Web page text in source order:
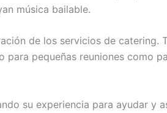
música bailable.
de los servicios de catering.
pequeñas reuniones como
su experiencia para ayudar y